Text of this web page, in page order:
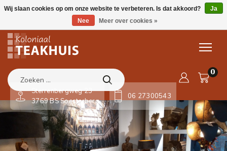
0
Sterrenbergweg 23
3769 BS Soesterberg
06 27300543
Wij slaan cookies op om onze website te verbeteren. Is dat akkoord?
Ja
Nee
Meer over cookies »